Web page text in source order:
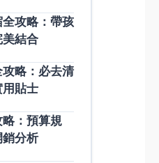
攻略：帶孩
結合
略：必去清
貼士
：預算規
分析